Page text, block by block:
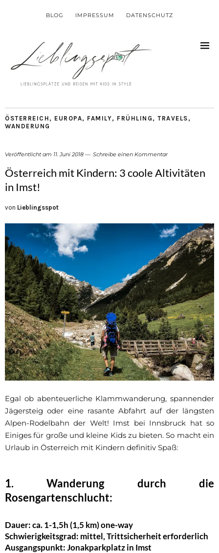
BLOG IMPRESSUM DATENSCHUTZ
ÖSTERREICH , EUROPA, FAMILY, FRÜHLING , TRAVELS ,
WANDERUNG
Veröffentlicht am 11. Juni 2018 Schreibe einen Kommentar
Österreich mit Kindern: 3 coole Altivitäten
in Imst!
von Lieblingsspot
Egal ob abenteuerliche Klammwanderung, spannender
Jägersteig oder eine rasante Abfahrt auf der längsten
Alpen-Rodelbahn der Welt! Imst bei Innsbruck hat so
Einiges für große und kleine Kids zu bieten. So macht ein
Urlaub in Österreich mit Kindern definitiv Spaß:
1. Wanderung durch die
Rosengartenschlucht:
Dauer: ca. 1-1,5h (1,5 km) one-way
Schwierigkeitsgrad: mittel, Trittsicherheit erforderlich
Ausgangspunkt: Jonakparkplatz in Imst